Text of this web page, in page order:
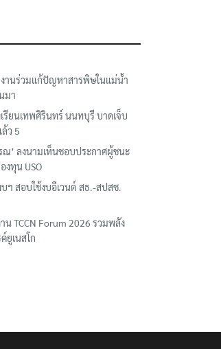
านร่วมแก้ปัญหาสารพิษในแม่น้ำ
มา
รียนเทพศิรินทร์ นนทบุรี บาดเจ็บ
ว 5
ณ’ ลงนามเห็นชอบประกาศผู้ชนะ
งทุน USO
ฯ สอบใช้งบอีเวนต์ สธ.-สปสช.
TCCN Forum 2026 รวมพลัง
ยูเนสโก